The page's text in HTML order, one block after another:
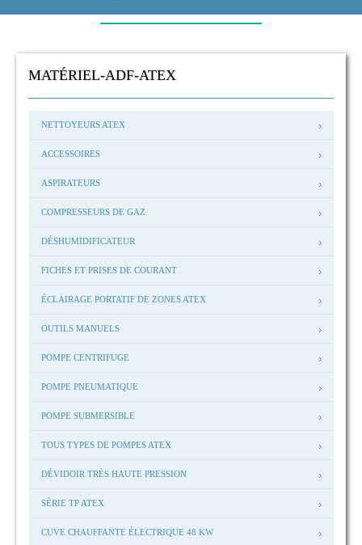
MATÉRIEL-ADF-ATEX
NETTOYEURS ATEX
ACCESSOIRES
ASPIRATEURS
COMPRESSEURS DE GAZ
DÉSHUMIDIFICATEUR
FICHES ET PRISES DE COURANT
ÉCLAIRAGE PORTATIF DE ZONES ATEX
OUTILS MANUELS
POMPE CENTRIFUGE
POMPE PNEUMATIQUE
POMPE SUBMERSIBLE
TOUS TYPES DE POMPES ATEX
DÉVIDOIR TRÈS HAUTE PRESSION
SÉRIE TP ATEX
CUVE CHAUFFANTE ÉLECTRIQUE 48 KW